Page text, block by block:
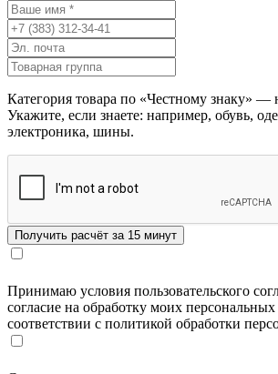
Категория товара по «Честному знаку» —
Укажите, если знаете: например, обувь,
электроника, шины.
Принимаю условия пользовательского
согласие на обработку моих
соответствии с политикой обработки